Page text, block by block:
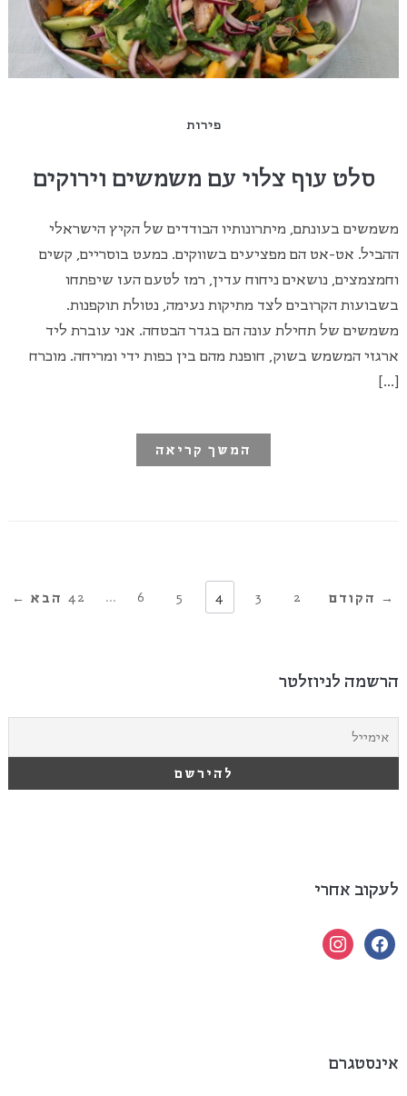
פירות
סלט עוף צלוי עם משמשים וירוקים
משמשים בעונתם, מיתרונותיו הבודדים של הקיץ הישראלי
ההביל. אט-אט הם מפציעים בשווקים. כמעט בוסריים, קשים
וחמצמצים, נושאים ניחוח עדין, רמז לטעם העז שיפתחו
בשבועות הקרובים לצד מתיקות נעימה, נטולת תוקפנות.
משמשים של תחילת עונה הם בגדר הבטחה. אני עוברת ליד
ארגזי המשמש בשוק, חופנת מהם בין כפות ידי ומריחה. מוכרח
[…]
המשך קריאה
→ הקודם
1
2
3
4
5
6
…
42 הבא ←
הרשמה לניוזלטר
לעקוב אחרי
facebook
instagram
אינסטגרם